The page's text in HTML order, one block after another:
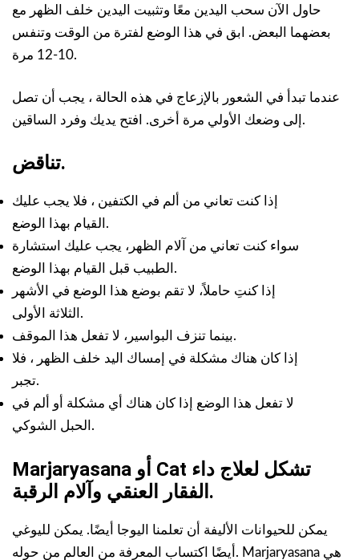
حاول الآن سحب اليدين معًا وتثبيت اليدين خلف الظهر مع
بعضهما البعض. ابق في هذا الوضع لفترة من الوقت وتنفس
10-12 مرة.
عندما تبدأ في الشعور بالإزعاج في هذه الحالة ، يجب أن تصل
إلى وضعك الأولي مرة أخرى. افتح يديك وفرد الساقين.
تناقض.
إذا كنت تعاني من ألم في الكتفين ، فلا يجب عليك
القيام بهذا الوضع.
سواء كنت تعاني من آلام الظهر، يجب عليك استشارة
الطبيب قبل القيام بهذا الوضع.
إذا كنتِ حاملاً، لا تقم بوضع هذا الوضع في الأشهر
الثلاثة الأولى.
بينما تنزف البواسير، لا تفعل هذا الموقف.
إذا كان هناك مشكلة في إمساك اليد خلف الظهر ، فلا
تجبر.
لا تفعل هذا الوضع إذا كان هناك أي مشكلة أو ألم في
الحبل الشوكي.
Marjaryasana أو Cat تشكل لعلاج داء
الفقار العنقي وآلام الرقبة.
يمكن للحيوانات الأليفة أن تعلمنا اليوجا أيضًا. يمكن لليوغي
أيضًا اكتساب المعرفة من العالم من حوله. Marjaryasana هي